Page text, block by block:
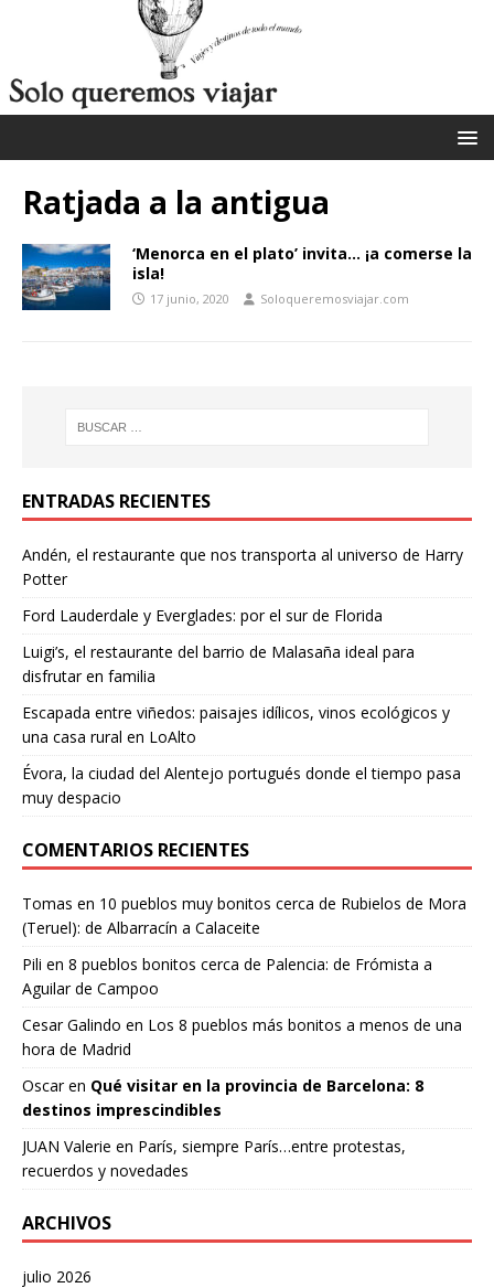
Ratjada a la antigua
‘Menorca en el plato’ invita… ¡a comerse la
isla!
17 junio, 2020 Soloqueremosviajar.com
ENTRADAS RECIENTES
Andén, el restaurante que nos transporta al universo de Harry
Potter
Ford Lauderdale y Everglades: por el sur de Florida
Luigi’s, el restaurante del barrio de Malasaña ideal para
disfrutar en familia
Escapada entre viñedos: paisajes idílicos, vinos ecológicos y
una casa rural en LoAlto
Évora, la ciudad del Alentejo portugués donde el tiempo pasa
muy despacio
COMENTARIOS RECIENTES
Tomas en 10 pueblos muy bonitos cerca de Rubielos de Mora
(Teruel): de Albarracín a Calaceite
Pili en 8 pueblos bonitos cerca de Palencia: de Frómista a
Aguilar de Campoo
Cesar Galindo en Los 8 pueblos más bonitos a menos de una
hora de Madrid
Oscaren Qué visitar en la provincia de Barcelona: 8
destinos imprescindibles
JUAN Valerie en París, siempre París…entre protestas,
recuerdos y novedades
ARCHIVOS
julio 2026